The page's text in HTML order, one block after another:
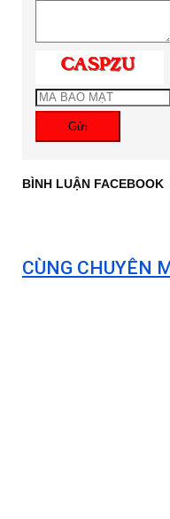
Gửi
BÌNH LUẬN FACEBOOK
CÙNG CHUYÊN